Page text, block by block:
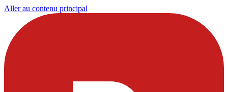
Aller au contenu principal